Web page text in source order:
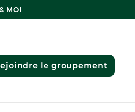
MOI
le groupement